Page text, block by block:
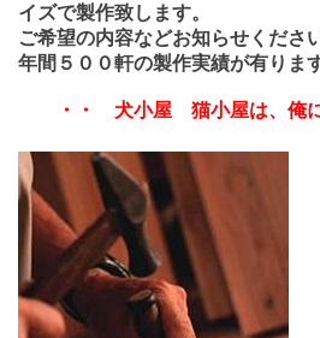
イズで製作致します。
ご希望の内容などお知らせくださ
年間５００軒の製作実績が有ります
・・ 犬小屋 猫小屋は、俺